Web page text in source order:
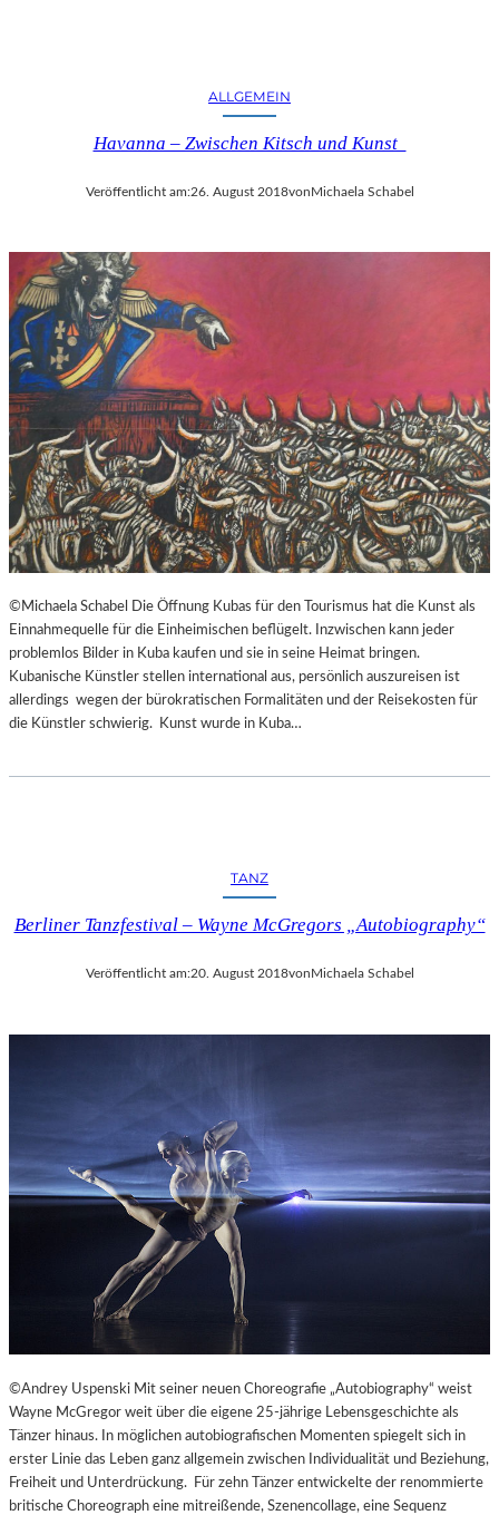
ALLGEMEIN
Havanna – Zwischen Kitsch und Kunst
Veröffentlicht am:26. August 2018vonMichaela Schabel
©Michaela Schabel Die Öffnung Kubas für den Tourismus hat die Kunst als
Einnahmequelle für die Einheimischen beflügelt. Inzwischen kann jeder
problemlos Bilder in Kuba kaufen und sie in seine Heimat bringen.
Kubanische Künstler stellen international aus, persönlich auszureisen ist
allerdings wegen der bürokratischen Formalitäten und der Reisekosten für
die Künstler schwierig. Kunst wurde in Kuba…
TANZ
Berliner Tanzfestival – Wayne McGregors „Autobiography“
Veröffentlicht am:20. August 2018von Michaela Schabel
©Andrey Uspenski Mit seiner neuen Choreografie „Autobiography“ weist
Wayne McGregor weit über die eigene 25-jährige Lebensgeschichte als
Tänzer hinaus. In möglichen autobiografischen Momenten spiegelt sich in
erster Linie das Leben ganz allgemein zwischen Individualität und Beziehung,
Freiheit und Unterdrückung. Für zehn Tänzer entwickelte der renommierte
britische Choreograph eine mitreißende, Szenencollage, eine Sequenz